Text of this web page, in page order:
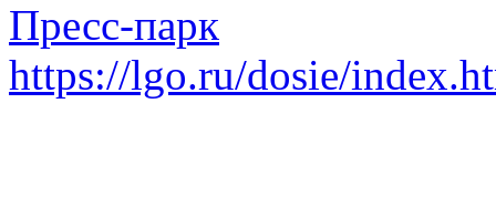
Пресс-парк
https://lgo.ru/dosie/